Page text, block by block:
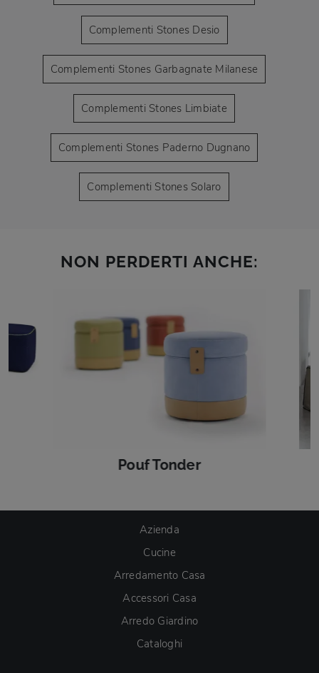
Complementi Stones Desio
Complementi Stones Garbagnate Milanese
Complementi Stones Limbiate
Complementi Stones Paderno Dugnano
Complementi Stones Solaro
NON PERDERTI ANCHE:
Pouf Tonder
Azienda
Cucine
Arredamento Casa
Accessori Casa
Arredo Giardino
Cataloghi